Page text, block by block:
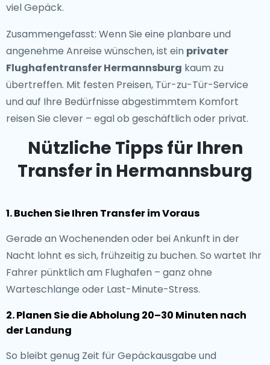
viel Gepäck.
Zusammengefasst: Wenn Sie eine planbare und
angenehme Anreise wünschen, ist ein privater
Flughafentransfer Hermannsburg kaum zu
übertreffen. Mit festen Preisen, Tür-zu-Tür-Service
und auf Ihre Bedürfnisse abgestimmtem Komfort
reisen Sie clever – egal ob geschäftlich oder privat.
Nützliche Tipps für Ihren
Transfer in Hermannsburg
1. Buchen Sie Ihren Transfer im Voraus
Gerade an Wochenenden oder bei Ankunft in der
Nacht lohnt es sich, frühzeitig zu buchen. So wartet Ihr
Fahrer pünktlich am Flughafen – ganz ohne
Warteschlange oder Last-Minute-Stress.
2. Planen Sie die Abholung 20–30 Minuten nach
der Landung
So bleibt genug Zeit für Gepäckausgabe und